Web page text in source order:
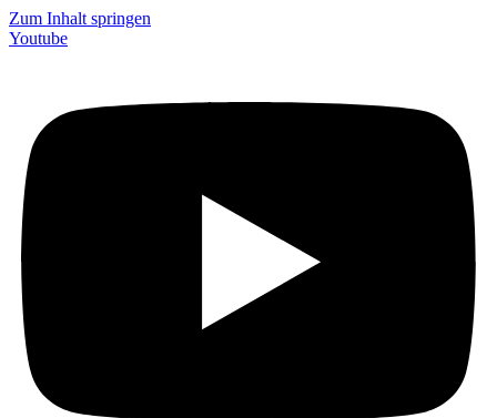
Zum Inhalt springen
Youtube